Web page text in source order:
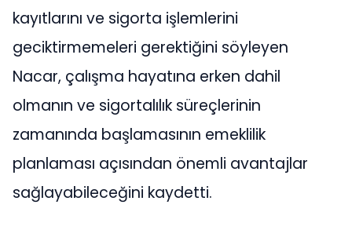
kayıtlarını ve sigorta işlemlerini
geciktirmemeleri gerektiğini söyleyen
Nacar, çalışma hayatına erken dahil
olmanın ve sigortalılık süreçlerinin
zamanında başlamasının emeklilik
planlaması açısından önemli avantajlar
sağlayabileceğini kaydetti.